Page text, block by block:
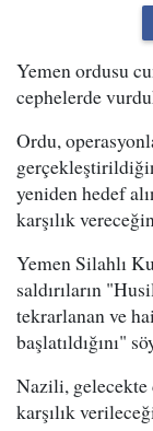
Yemen ordusu
cephelerde
Ordu,
yeniden hedef
karşılık
Yemen Silahlı
saldırıların
tekrarlanan ve
başlatıldığını"
Nazili, gelecekte
karşılık